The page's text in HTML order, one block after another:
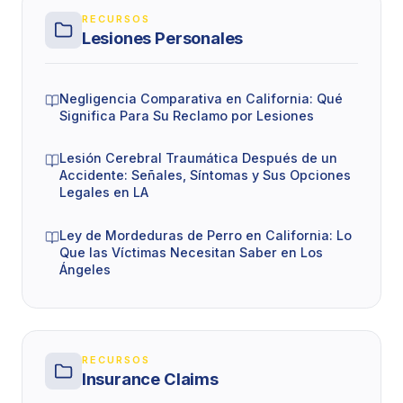
reduce por su porcentaje de culpa.
tuvo 20% de culpa, usted recibiría $80,000. Las
aseguradoras lo saben y frecuentemente tratan de
inflar su porcentaje de culpa para pagar menos.
Un abogado experimentado sabe cómo protegerlo
de culpa lo más bajo posible — o eliminarlo
completamente cuando los hechos lo respaldan.
Qué Hacer Después de un
Accidente
Busque atención médica inmediata
RECURSOS
Lesiones Personales
Negligencia Comparativa en California: Qué
Significa Para Su Reclamo por Lesiones
Lesión Cerebral Traumática Después de un
Accidente: Señales, Síntomas y Sus Opciones
Legales en LA
Ley de Mordeduras de Perro en California: Lo
Que las Víctimas Necesitan Saber en Los
Ángeles
RECURSOS
Insurance Claims